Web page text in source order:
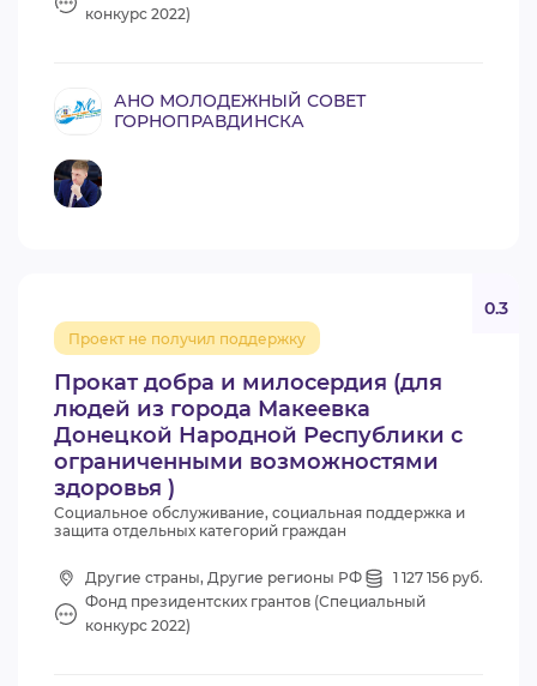
конкурс 2022)
АНО МОЛОДЕЖНЫЙ СОВЕТ
ГОРНОПРАВДИНСКА
Прокат добра и милосердия (для
людей из города Макеевка
Донецкой Народной Республики с
ограниченными возможностями
здоровья )
Проект не получил поддержку
0.3
Социальное обслуживание, социальная поддержка и
защита отдельных категорий граждан
Другие страны, Другие регионы РФ
1 127 156 руб.
Фонд президентских грантов (Специальный
конкурс 2022)